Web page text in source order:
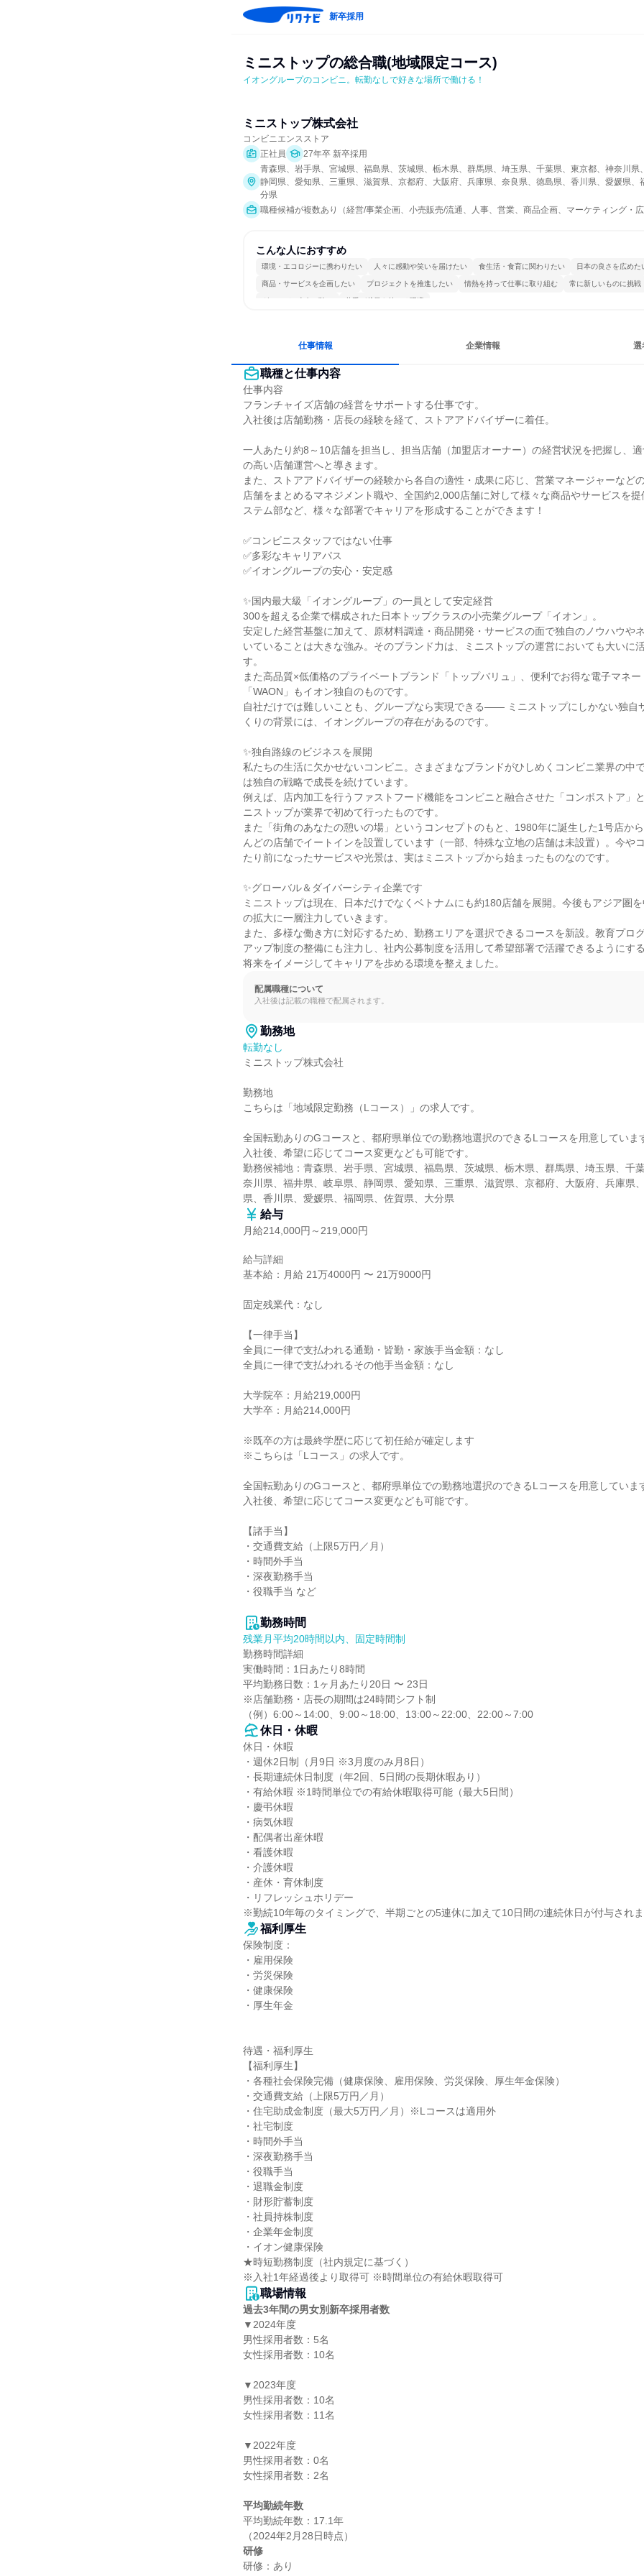
新卒採用
ミニストップの総合職(地域限定コース)
イオングループのコンビニ。転勤なしで好きな場所で働ける！
ミニストップ株式会社
コンビニエンスストア
正社員
27年卒 新卒採用
青森県、岩手県、宮城県、福島県、茨城県、栃木県、群馬県、埼玉県、千葉県、東京都、神奈川県
静岡県、愛知県、三重県、滋賀県、京都府、大阪府、兵庫県、奈良県、徳島県、香川県、愛媛県、
分県
職種候補が複数あり（経営/事業企画、小売販売/流通、人事、営業、商品企画、マーケティング・
こんな人におすすめ
環境・エコロジーに携わりたい 人々に感動や笑いを届けたい 食生活・食育に関わりたい 日本の良さを広めた
商品・サービスを企画したい プロジェクトを推進したい 情熱を持って仕事に取り組む 常に新しいものに挑戦
グローバル志向が強い 若手が裁量を持てる環境
仕事情報 企業情報 選
職種と仕事内容
仕事内容
フランチャイズ店舗の経営をサポートする仕事です。
入社後は店舗勤務・店長の経験を経て、ストアアドバイザーに着任。
一人あたり約8～10店舗を担当し、担当店舗（加盟店オーナー）の経営状況を把握し、
の高い店舗運営へと導きます。
また、ストアアドバイザーの経験から各自の適性・成果に応じ、営業マネージャーなど
店舗をまとめるマネジメント職や、全国約2,000店舗に対して様々な商品やサービスを
ステム部など、様々な部署でキャリアを形成することができます！
✅コンビニスタッフではない仕事
✅多彩なキャリアパス
✅イオングループの安心・安定感
✨国内最大級「イオングループ」の一員として安定経営
300を超える企業で構成された日本トップクラスの小売業グループ「イオン」。
安定した経営基盤に加えて、原材料調達・商品開発・サービスの面で独自のノウハウや
いていることは大きな強み。そのブランド力は、ミニストップの運営においても大いに
す。
また高品質×低価格のプライベートブランド「トップバリュ」、便利でお得な電子マネ
「WAON」もイオン独自のものです。
自社だけでは難しいことも、グループなら実現できる―― ミニストップにしかない独自
くりの背景には、イオングループの存在があるのです。
✨独自路線のビジネスを展開
私たちの生活に欠かせないコンビニ。さまざまなブランドがひしめくコンビニ業界の中
は独自の戦略で成長を続けています。
例えば、店内加工を行うファストフード機能をコンビニと融合させた「コンボストア」
ニストップが業界で初めて行ったものです。
また「街角のあなたの憩いの場」というコンセプトのもと、1980年に誕生した1号店か
んどの店舗でイートインを設置しています（一部、特殊な立地の店舗は未設置）。今や
たり前になったサービスや光景は、実はミニストップから始まったものなのです。
✨グローバル＆ダイバーシティ企業です
ミニストップは現在、日本だけでなくベトナムにも約180店舗を展開。今後もアジア圏
の拡大に一層注力していきます。
また、多様な働き方に対応するため、勤務エリアを選択できるコースを新設。教育プロ
アップ制度の整備にも注力し、社内公募制度を活用して希望部署で活躍できるようにす
将来をイメージしてキャリアを歩める環境を整えました。
配属職種について
入社後は記載の職種で配属されます。
勤務地
転勤なし
ミニストップ株式会社
勤務地
こちらは「地域限定勤務（Lコース）」の求人です。
全国転勤ありのGコースと、都府県単位での勤務地選択のできるLコースを用意していま
入社後、希望に応じてコース変更なども可能です。
勤務候補地：青森県、岩手県、宮城県、福島県、茨城県、栃木県、群馬県、埼玉県、千
奈川県、福井県、岐阜県、静岡県、愛知県、三重県、滋賀県、京都府、大阪府、兵庫県
県、香川県、愛媛県、福岡県、佐賀県、大分県
給与
月給214,000円～219,000円
給与詳細
基本給：月給 21万4000円 〜 21万9000円
固定残業代：なし
【一律手当】
全員に一律で支払われる通勤・皆勤・家族手当金額：なし
全員に一律で支払われるその他手当金額：なし
大学院卒：月給219,000円
大学卒：月給214,000円
※既卒の方は最終学歴に応じて初任給が確定します
※こちらは「Lコース」の求人です。
全国転勤ありのGコースと、都府県単位での勤務地選択のできるLコースを用意していま
入社後、希望に応じてコース変更なども可能です。
【諸手当】
・交通費支給（上限5万円／月）
・時間外手当
・深夜勤務手当
・役職手当 など
勤務時間
残業月平均20時間以内、固定時間制
勤務時間詳細
実働時間：1日あたり8時間
平均勤務日数：1ヶ月あたり20日 〜 23日
※店舗勤務・店長の期間は24時間シフト制
（例）6:00～14:00、9:00～18:00、13:00～22:00、22:00～7:00
休日・休暇
休日・休暇
・週休2日制（月9日 ※3月度のみ月8日）
・長期連続休日制度（年2回、5日間の長期休暇あり）
・有給休暇 ※1時間単位での有給休暇取得可能（最大5日間）
・慶弔休暇
・病気休暇
・配偶者出産休暇
・看護休暇
・介護休暇
・産休・育休制度
・リフレッシュホリデー
※勤続10年毎のタイミングで、半期ごとの5連休に加えて10日間の連続休日が付与され
福利厚生
保険制度：
・雇用保険
・労災保険
・健康保険
・厚生年金
待遇・福利厚生
【福利厚生】
・各種社会保険完備（健康保険、雇用保険、労災保険、厚生年金保険）
・交通費支給（上限5万円／月）
・住宅助成金制度（最大5万円／月）※Lコースは適用外
・社宅制度
・時間外手当
・深夜勤務手当
・役職手当
・退職金制度
・財形貯蓄制度
・社員持株制度
・企業年金制度
・イオン健康保険
★時短勤務制度（社内規定に基づく）
※入社1年経過後より取得可 ※時間単位の有給休暇取得可
職場情報
過去3年間の男女別新卒採用者数
▼2024年度
男性採用者数：5名
女性採用者数：10名
▼2023年度
男性採用者数：10名
女性採用者数：11名
▼2022年度
男性採用者数：0名
女性採用者数：2名
平均勤続年数
平均勤続年数：17.1年
研修
研修：あり